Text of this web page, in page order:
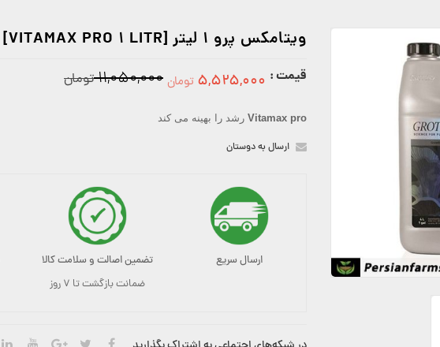
ویتامکس پرو 1 لیتر [VITAMAX PRO 1 LITR]
قیمت :
5525000۵,۵۲۵,۰۰۰ تومان ۱۱,۰۵۰,۰۰۰تومان
Vitamax pro رشد را بهینه می کند
ارسال به دوستان
ارسال سریع تضمین اصالت و سلامت کالا
ضمانت بازگشت تا ۷ روز